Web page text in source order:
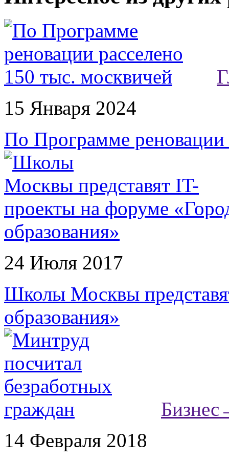
15 Января 2024
По Программе реновации
24 Июля 2017
Школы Москвы
образования»
Бизнес
14 Февраля 2018